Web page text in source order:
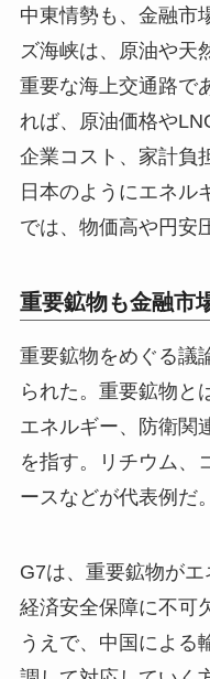
中東情勢も、金融市
ズ海峡は、原油や天
重要な海上交通路で
れば、原油価格や
企業コスト、家計負
日本のようにエネル
では、物価高や円安
重要鉱物も金融市
重要鉱物をめぐる議
られた。重要鉱物と
エネルギー、防衛関
を指す。リチウム、
ースなどが代表例だ。
G7は、重要鉱物がエ
経済安全保障に不可
うえで、中国による